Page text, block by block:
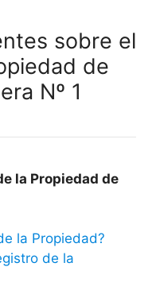
sobre el
de
Nº 1
la Propiedad de
la Propiedad?
de la